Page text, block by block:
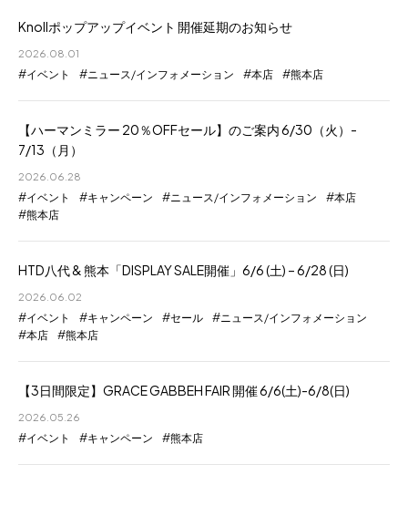
Knollポップアップイベント 開催延期のお知らせ
2026.08.01
イベント ニュース/インフォメーション 本店 熊本店
【ハーマンミラー 20％OFFセール】のご案内 6/30（火）-
7/13（月）
2026.06.28
イベント キャンペーン ニュース/インフォメーション
本店
熊本店
HTD八代 & 熊本「DISPLAY SALE開催」6/6 (土) – 6/28 (日)
2026.06.02
イベント キャンペーン セール
ニュース/インフォメーション
本店
熊本店
【3日間限定】GRACE GABBEH FAIR 開催 6/6(土)-6/8(日)
2026.05.26
イベント キャンペーン 熊本店